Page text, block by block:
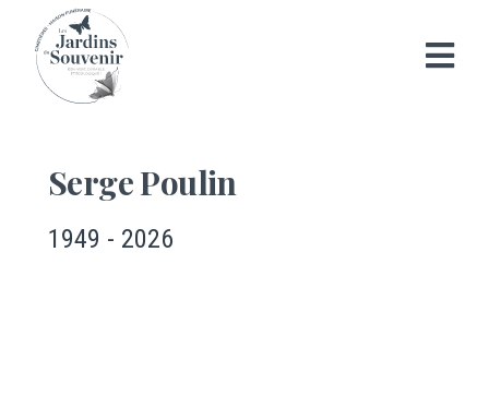
Serge Poulin
1949 - 2026